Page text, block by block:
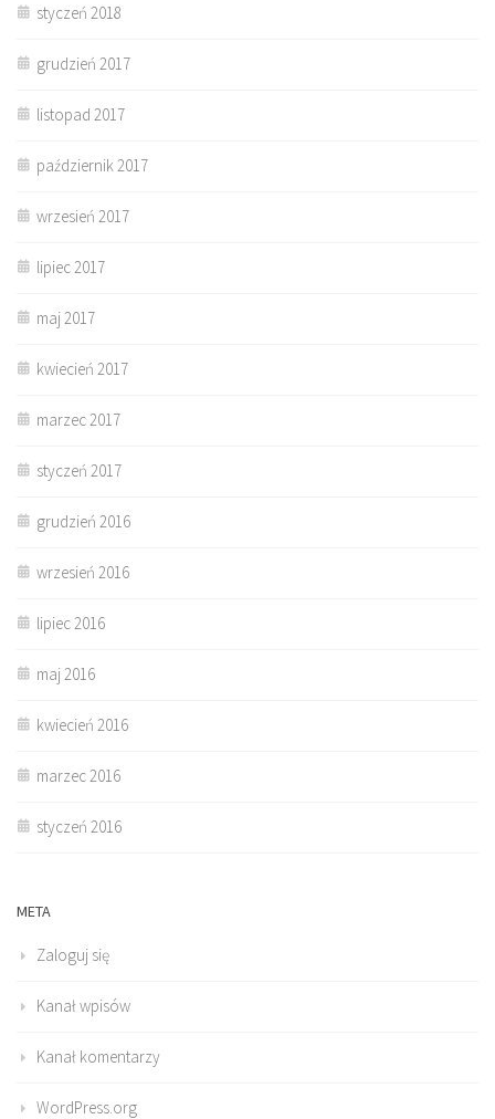
styczeń 2018
grudzień 2017
listopad 2017
październik 2017
wrzesień 2017
lipiec 2017
maj 2017
kwiecień 2017
marzec 2017
styczeń 2017
grudzień 2016
wrzesień 2016
lipiec 2016
maj 2016
kwiecień 2016
marzec 2016
styczeń 2016
META
Zaloguj się
Kanał wpisów
Kanał komentarzy
WordPress.org